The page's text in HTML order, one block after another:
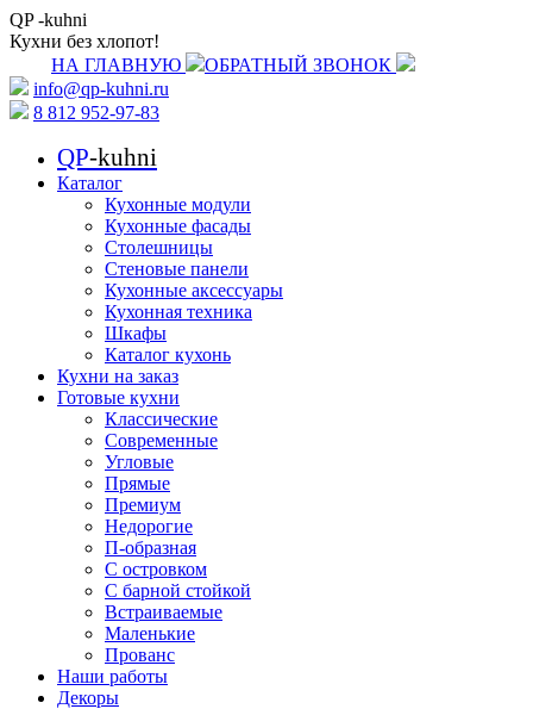
QP -kuhni
Кухни без хлопот!
ОБРАТНЫЙ ЗВОНОК
НА ГЛАВНУЮ
info@qp-kuhni.ru
8 812 952-97-83
QP-kuhni
Каталог
Кухонные модули
Кухонные фасады
Столешницы
Стеновые панели
Кухонные аксессуары
Кухонная техника
Шкафы
Каталог кухонь
Кухни на заказ
Готовые кухни
Классические
Современные
Угловые
Прямые
Премиум
Недорогие
П-образная
С островком
С барной стойкой
Встраиваемые
Маленькие
Прованс
Наши работы
Декоры